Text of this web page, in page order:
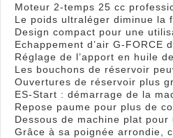
Moteur 2-temps 25 cc
Le poids ultraléger diminue la
Design compact pour une
Echappement d’air G-
Réglage de l’apport en huile
Les bouchons de réservoir
Ouvertures de réservoir plus
ES-Start : démarrage de la
Repose paume pour plus de
Dessous de machine plat pour
Grâce à sa poignée arrondie,